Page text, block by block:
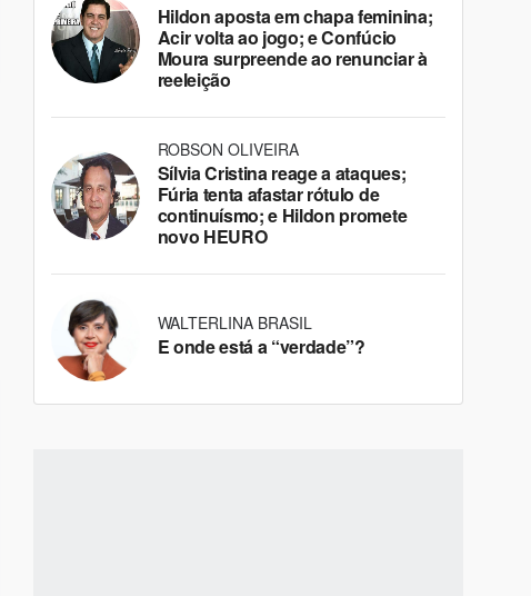
Hildon aposta em chapa feminina;
Acir volta ao jogo; e Confúcio
Moura surpreende ao renunciar à
reeleição
ROBSON OLIVEIRA
Sílvia Cristina reage a ataques;
Fúria tenta afastar rótulo de
continuísmo; e Hildon promete
novo HEURO
WALTERLINA BRASIL
E onde está a “verdade”?